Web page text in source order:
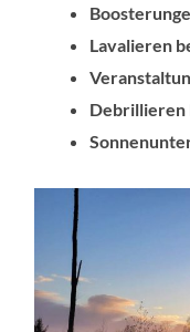
Lavalieren
Debrillieren